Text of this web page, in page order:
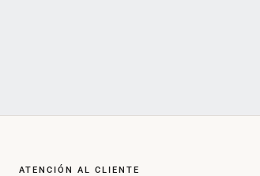
ATENCIÓN AL CLIENTE